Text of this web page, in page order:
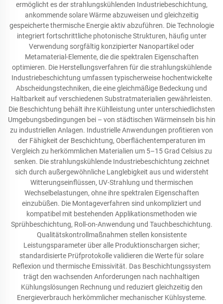
ermöglicht es der strahlungskühlenden Industriebeschichtung,
ankommende solare Wärme abzuweisen und gleichzeitig
gespeicherte thermische Energie aktiv abzuführen. Die Technologie
integriert fortschrittliche photonische Strukturen, häufig unter
Verwendung sorgfältig konzipierter Nanopartikel oder
Metamaterial-Elemente, die die spektralen Eigenschaften
optimieren. Die Herstellungsverfahren für die strahlungskühlende
Industriebeschichtung umfassen typischerweise hochentwickelte
Abscheidungstechniken, die eine gleichmäßige Bedeckung und
Haltbarkeit auf verschiedenen Substratmaterialien gewährleisten.
Die Beschichtung behält ihre Kühlleistung unter unterschiedlichsten
Umgebungsbedingungen bei – von städtischen Wärmeinseln bis hin
zu industriellen Anlagen. Industrielle Anwendungen profitieren von
der Fähigkeit der Beschichtung, Oberflächentemperaturen im
Vergleich zu herkömmlichen Materialien um 5–15 Grad Celsius zu
senken. Die strahlungskühlende Industriebeschichtung zeichnet
sich durch außergewöhnliche Langlebigkeit aus und widersteht
Witterungseinflüssen, UV-Strahlung und thermischen
Wechselbelastungen, ohne ihre spektralen Eigenschaften
einzubüßen. Die Montageverfahren sind unkompliziert und
kompatibel mit bestehenden Applikationsmethoden wie
Sprühbeschichtung, Roll-on-Anwendung und Tauchbeschichtung.
Qualitätskontrollmaßnahmen stellen konsistente
Leistungsparameter über alle Produktionschargen sicher;
standardisierte Prüfprotokolle validieren die Werte für solare
Reflexion und thermische Emissivität. Das Beschichtungssystem
trägt den wachsenden Anforderungen nach nachhaltigen
Kühlungslösungen Rechnung und reduziert gleichzeitig den
Energieverbrauch herkömmlicher mechanischer Kühlsysteme.